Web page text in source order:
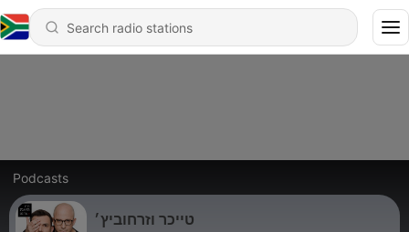
Podcasts
טייכר וזרחוביץ׳